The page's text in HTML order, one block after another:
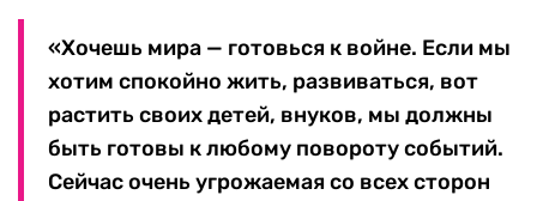
«Хочешь мира — готовься к войне. Если мы
хотим спокойно жить, развиваться, вот
растить своих детей, внуков, мы должны
быть готовы к любому повороту событий.
Сейчас очень угрожаемая со всех сторон